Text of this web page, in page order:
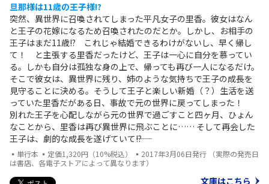
旦那様は11歳の王子様!?
突然、異世界に召喚されてしまった平凡女子の里香。彼女はなん
と王子の花嫁になるため召喚されたのだとか。しかし、お相手の
王子はまだ11歳!? これじゃ結婚できるわけがないし、早く帰し
て！ と主張する里香だったけど、王子は一心に自分を慕ってい
る。しかも自分は孤独な身の上で、帰っても再び一人になるだけ。
そこで彼女は、異世界に残り、姉のような気持ちで王子の成長を
見守ることに決める。そうして王子と楽しい新婚（？）生活を送
っていた里香だがある日、事故で元の世界に戻ってしまった！
別れた王子を心配しながら元の世界で過ごすこと四ヶ月、ひょん
なことから、里香は再び異世界に飛ぶことに…… そして再会した
王子は、劇的な成長を遂げていて――!?
▪単行本 ▪定価1,320円（10%税込） ▪2017年3月06日発行 （実際の発売日
は書店、各電子ストアによって異なります）
文庫はこちら